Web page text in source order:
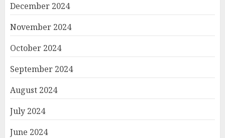
December 2024
November 2024
October 2024
September 2024
August 2024
July 2024
June 2024